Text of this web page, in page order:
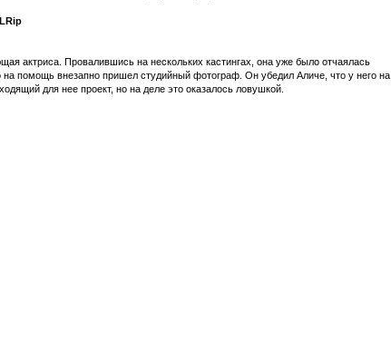
актриса. Провалившись на нескольких кастингах, она уже было отчаялась
на помощь внезапно пришел студийный фотограф. Он убедил Аличе, что у него на
для нее проект, но на деле это оказалось ловушкой.